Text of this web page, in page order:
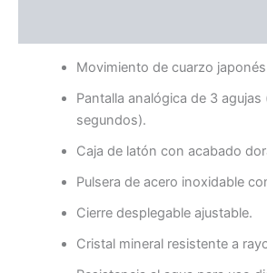
Movimiento de cuarzo
Pantalla analógica de 3
segundos).
Caja de latón con acabado
Pulsera de acero inoxidable
Cierre desplegable ajustable.
Cristal mineral resistente a